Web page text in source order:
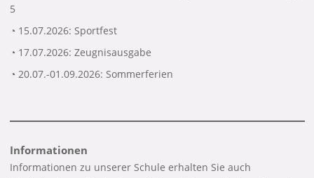
5
◔ 15.07.2026: Sportfest
◔ 17.07.2026: Zeugnisausgabe
◔ 20.07.-01.09.2026: Sommerferien
Informationen
Informationen zu unserer Schule erhalten Sie auch